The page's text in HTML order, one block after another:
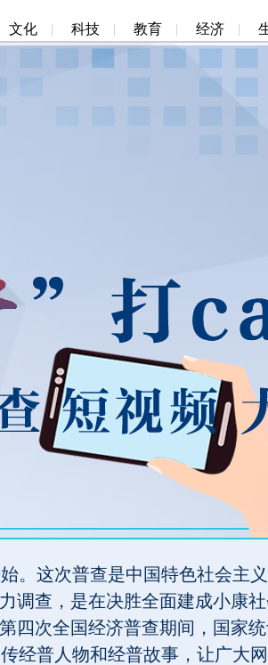
文化 | 科技 | 教育 | 经济 |
。这次普查是中国特色社会主
调查，是在决胜全面建成小康社
四次全国经济普查期间，国家
经普人物和经普故事，让广大